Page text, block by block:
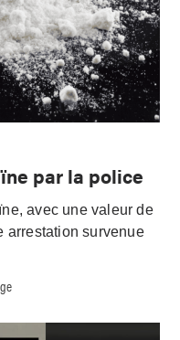
par la police
avec une valeur de
arrestation survenue